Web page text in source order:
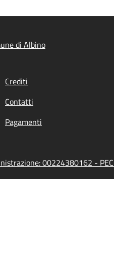
di Albino
Crediti
Contatti
Pagamenti
00224380162 -